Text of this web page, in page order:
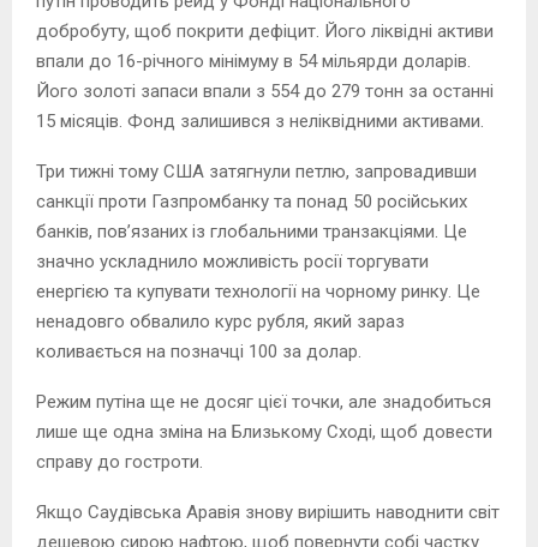
добробуту, щоб покрити дефіцит. Його ліквідні активи
впали до 16-річного мінімуму в 54 мільярди доларів.
Його золоті запаси впали з 554 до 279 тонн за останні
15 місяців. Фонд залишився з неліквідними активами.
Три тижні тому США затягнули петлю, запровадивши
санкції проти Газпромбанку та понад 50 російських
банків, пов’язаних із глобальними транзакціями. Це
значно ускладнило можливість росії торгувати
енергією та купувати технології на чорному ринку. Це
ненадовго обвалило курс рубля, який зараз
коливається на позначці 100 за долар.
Режим путіна ще не досяг цієї точки, але знадобиться
лише ще одна зміна на Близькому Сході, щоб довести
справу до гостроти.
Якщо Саудівська Аравія знову вирішить наводнити світ
дешевою сирою нафтою, щоб повернути собі частку